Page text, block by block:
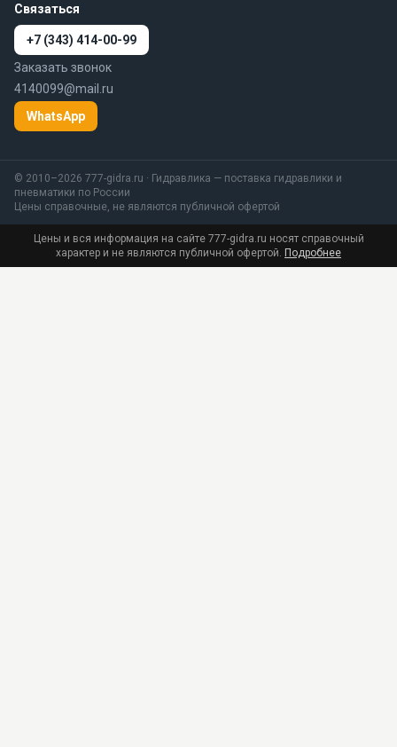
Связаться
+7 (343) 414-00-99
Заказать звонок
4140099@mail.ru
WhatsApp
© 2010–2026 777-gidra.ru · Гидравлика — поставка гидравлики и
пневматики по России
Цены справочные, не являются публичной офертой
Цены и вся информация на сайте 777-gidra.ru носят справочный
характер и не являются публичной офертой. Подробнее